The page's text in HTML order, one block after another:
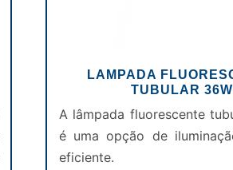
LAMPADA
TUBULAR 36W
A lâmpada fluorescente
é uma opção de
eficiente.